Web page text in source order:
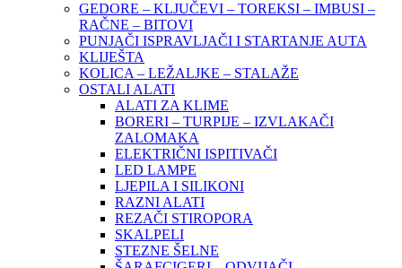
GEDORE – KLJUČEVI – TOREKSI – IMBUSI –
RAČNE – BITOVI
PUNJAČI ISPRAVLJAČI I STARTANJE AUTA
KLIJEŠTA
KOLICA – LEŽALJKE – STALAŽE
OSTALI ALATI
ALATI ZA KLIME
BORERI – TURPIJE – IZVLAKAČI
ZALOMAKA
ELEKTRIČNI ISPITIVAČI
LED LAMPE
LJEPILA I SILIKONI
RAZNI ALATI
REZAČI STIROPORA
SKALPELI
STEZNE ŠELNE